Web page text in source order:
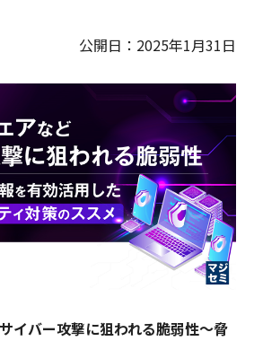
公開日：2025年1月31日
イバー攻撃に狙われる脆弱性～脅